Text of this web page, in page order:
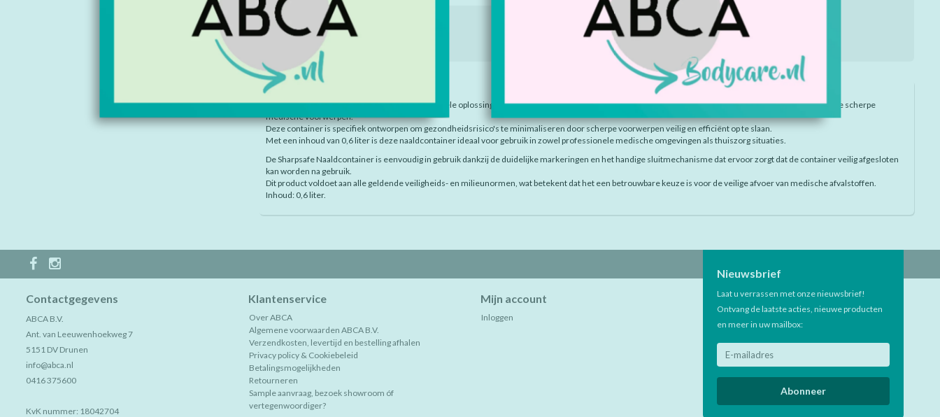
INFORMATIE
De Sharpsafe Naaldcontainer 0,6L is een essentiële oplossing voor de veilige opslag en verwijdering van gebruikte injectienaalden, scalpelmesjes en andere scherpe
medische voorwerpen.
Deze container is specifiek ontworpen om gezondheidsrisico's te minimaliseren door scherpe voorwerpen veilig en efficiënt op te slaan.
Met een inhoud van 0,6 liter is deze naaldcontainer ideaal voor gebruik in zowel professionele medische omgevingen als thuiszorg situaties.
De Sharpsafe Naaldcontainer is eenvoudig in gebruik dankzij de duidelijke markeringen en het handige sluitmechanisme dat ervoor zorgt dat de container veilig afgesloten
kan worden na gebruik.
Dit product voldoet aan alle geldende veiligheids- en milieunormen, wat betekent dat het een betrouwbare keuze is voor de veilige afvoer van medische afvalstoffen.
Inhoud: 0,6 liter.
Contactgegevens
ABCA B.V.
Ant. van Leeuwenhoekweg 7
5151 DV Drunen
info@abca.nl
0416 375600
KvK nummer: 18042704
Klantenservice
Over ABCA
Algemene voorwaarden ABCA B.V.
Verzendkosten, levertijd en bestelling afhalen
Privacy policy & Cookiebeleid
Betalingsmogelijkheden
Retourneren
Sample aanvraag, bezoek showroom óf
vertegenwoordiger?
Mijn account
Inloggen
Nieuwsbrief
Laat u verrassen met onze nieuwsbrief!
Ontvang de laatste acties, nieuwe producten
en meer in uw mailbox:
Abonneer